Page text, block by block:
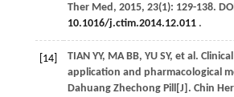
Ther Med , 2015, 23(1): 129-138.
10.1016/j.ctim.2014.12.011.
[14] TIAN YY, MA BB, YU SY, et al .
application and pharmacological
Dahuang Zhechong Pill[J]. Chin